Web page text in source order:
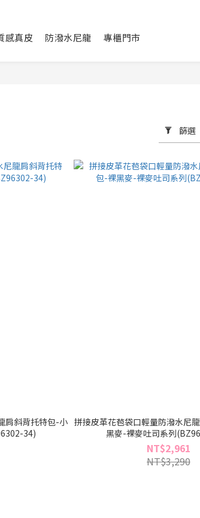
感真皮 防潑水尼龍 專櫃門市
篩選
肩斜背托特包-小
34)
拼接皮革花苞袋口輕量防潑水尼
黑麥-裸麥吐司系列
NT$2,961
NT$3,290